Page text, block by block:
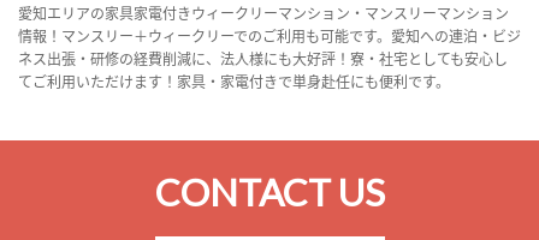
愛知エリアの家具家電付きウィークリーマンション・マンスリーマンション
情報！マンスリー＋ウィークリーでのご利用も可能です。愛知への連泊・ビジ
ネス出張・研修の経費削減に、法人様にも大好評！寮・社宅としても安心し
てご利用いただけます！家具・家電付きで単身赴任にも便利です。
CONTACT US